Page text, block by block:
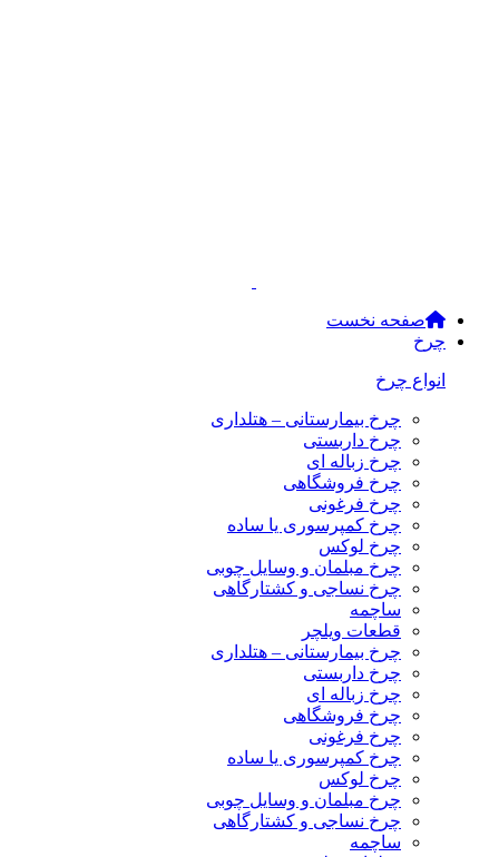
صفحه نخست
چرخ
انواع چرخ
چرخ بیمارستانی – هتلداری
چرخ داربستی
چرخ زباله ای
چرخ فروشگاهی
چرخ فرغونی
چرخ کمپرسوری یا ساده
چرخ لوکس
چرخ مبلمان و وسایل چوبی
چرخ نساجی و کشتارگاهی
ساچمه
قطعات ویلچر
چرخ بیمارستانی – هتلداری
چرخ داربستی
چرخ زباله ای
چرخ فروشگاهی
چرخ فرغونی
چرخ کمپرسوری یا ساده
چرخ لوکس
چرخ مبلمان و وسایل چوبی
چرخ نساجی و کشتارگاهی
ساچمه